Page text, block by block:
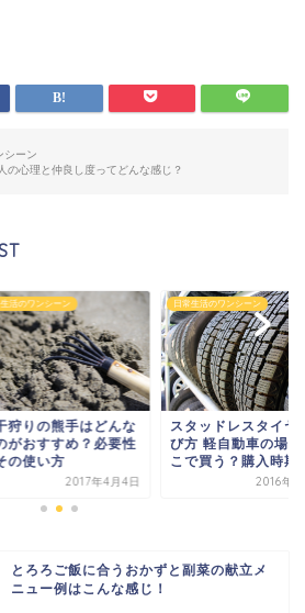
シーン
の心理と仲良し度ってどんな感じ？
生活のワンシーン
狩りの熊手はどんな
がおすすめ？必要性
の使い方
2017年4月4日
日常生活のワンシーン
スタッドレスタイヤ
び方 軽自動車の場合
こで買う？購入時期
2016年9
とろろご飯に合うおかずと副菜の献立メ
ニュー例はこんな感じ！